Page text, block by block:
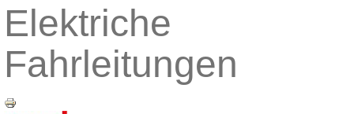
Elektriche
Fahrleitungen